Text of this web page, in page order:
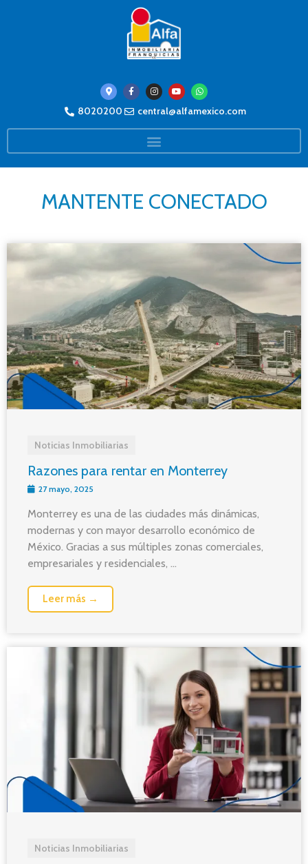
8020200 central@alfamexico.com
MANTENTE CONECTADO
Noticias Inmobiliarias
Razones para rentar en Monterrey
27 mayo, 2025
Monterrey es una de las ciudades más dinámicas,
modernas y con mayor desarrollo económico de
México. Gracias a sus múltiples zonas comerciales,
empresariales y residenciales, ...
Leer más →
Noticias Inmobiliarias